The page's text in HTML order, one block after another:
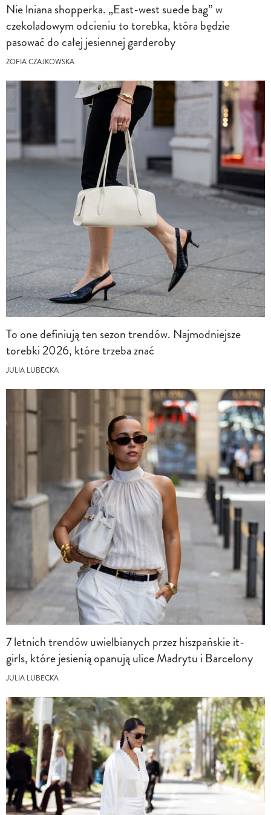
Nie lniana shopperka. „East-west suede bag” w
czekoladowym odcieniu to torebka, która będzie
pasować do całej jesiennej garderoby
ZOFIA CZAJKOWSKA
To one definiują ten sezon trendów. Najmodniejsze
torebki 2026, które trzeba znać
JULIA LUBECKA
7 letnich trendów uwielbianych przez hiszpańskie it-
girls, które jesienią opanują ulice Madrytu i Barcelony
JULIA LUBECKA